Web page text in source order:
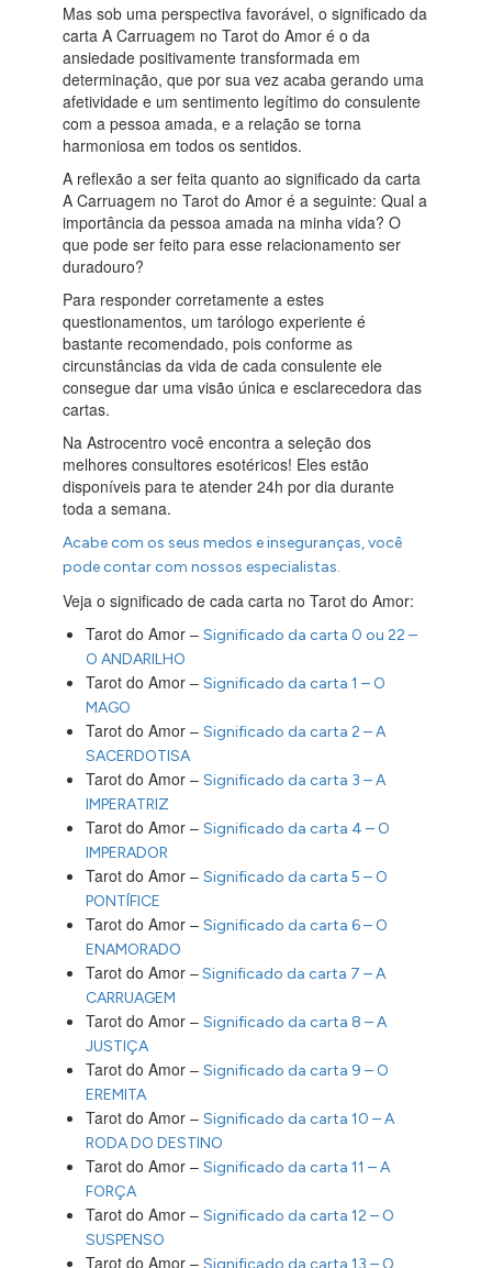
Mas sob uma perspectiva favorável, o significado da
carta A Carruagem no Tarot do Amor é o da
ansiedade positivamente transformada em
determinação, que por sua vez acaba gerando uma
afetividade e um sentimento legítimo do consulente
com a pessoa amada, e a relação se torna
harmoniosa em todos os sentidos.
A reflexão a ser feita quanto ao significado da carta
A Carruagem no Tarot do Amor é a seguinte: Qual a
importância da pessoa amada na minha vida? O
que pode ser feito para esse relacionamento ser
duradouro?
Para responder corretamente a estes
questionamentos, um tarólogo experiente é
bastante recomendado, pois conforme as
circunstâncias da vida de cada consulente ele
consegue dar uma visão única e esclarecedora das
cartas.
Na Astrocentro você encontra a seleção dos
melhores consultores esotéricos! Eles estão
disponíveis para te atender 24h por dia durante
toda a semana.
Acabe com os seus medos e inseguranças, você
pode contar com nossos especialistas.
Veja o significado de cada carta no Tarot do Amor:
Tarot do Amor –Significado da carta 0 ou 22 –
O ANDARILHO
Tarot do Amor –Significado da carta 1 – O
MAGO
Tarot do Amor –Significado da carta 2 – A
SACERDOTISA
Tarot do Amor –Significado da carta 3 – A
IMPERATRIZ
Tarot do Amor –Significado da carta 4 – O
IMPERADOR
Tarot do Amor –Significado da carta 5 – O
PONTÍFICE
Tarot do Amor –Significado da carta 6 – O
ENAMORADO
Tarot do Amor –Significado da carta 7 – A
CARRUAGEM
Tarot do Amor –Significado da carta 8 – A
JUSTIÇA
Tarot do Amor –Significado da carta 9 – O
EREMITA
Tarot do Amor –Significado da carta 10 – A
RODA DO DESTINO
Tarot do Amor –Significado da carta 11 – A
FORÇA
Tarot do Amor –Significado da carta 12 – O
SUSPENSO
Tarot do Amor –Significado da carta 13 – O